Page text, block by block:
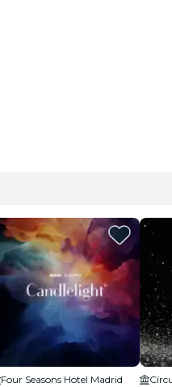
Four Seasons Hotel Madrid